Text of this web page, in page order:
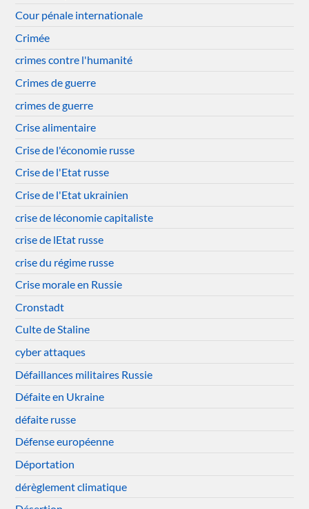
Cour pénale internationale
Crimée
crimes contre l'humanité
Crimes de guerre
crimes de guerre
Crise alimentaire
Crise de l'économie russe
Crise de l'Etat russe
Crise de l'Etat ukrainien
crise de léconomie capitaliste
crise de lEtat russe
crise du régime russe
Crise morale en Russie
Cronstadt
Culte de Staline
cyber attaques
Défaillances militaires Russie
Défaite en Ukraine
défaite russe
Défense européenne
Déportation
dérèglement climatique